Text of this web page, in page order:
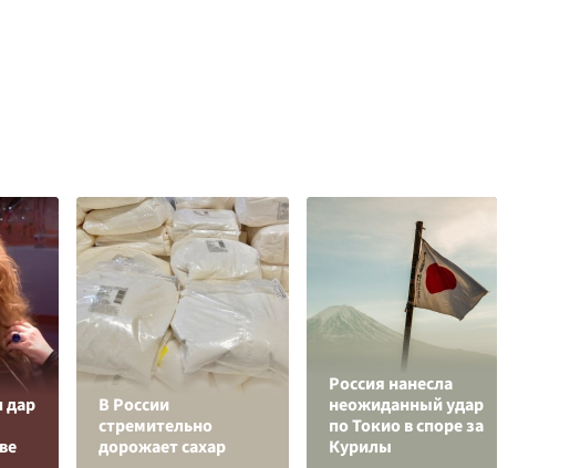
дар
В России
стремительно
дорожает сахар
Россия нанесла
неожиданный удар
по Токио в споре за
Курилы